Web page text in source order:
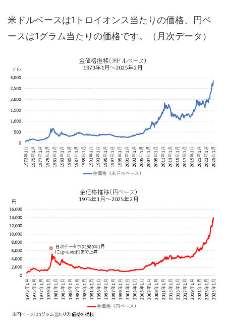
米ドルベースは1トロイオンス当たりの価格、円ベ
ースは1グラム当たりの価格です。（月次データ）